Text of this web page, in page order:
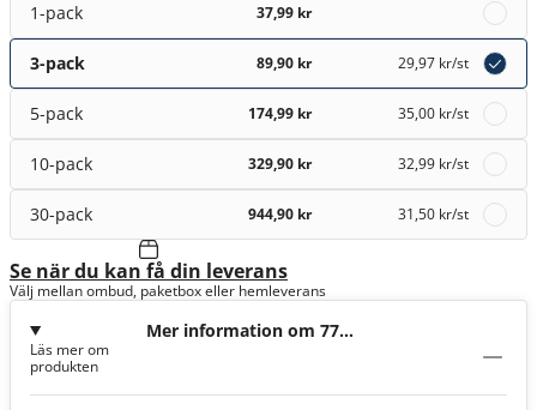
1-pack 37,99 kr
3-pack 89,90 kr 29,97 kr/st
5-pack 174,99 kr 35,00 kr/st
10-pack 329,90 kr 32,99 kr/st
30-pack 944,90 kr 31,50 kr/st
Se när du kan få din leverans
Välj mellan ombud, paketbox eller hemleverans
Mer information om 77
Läs mer om
produkten